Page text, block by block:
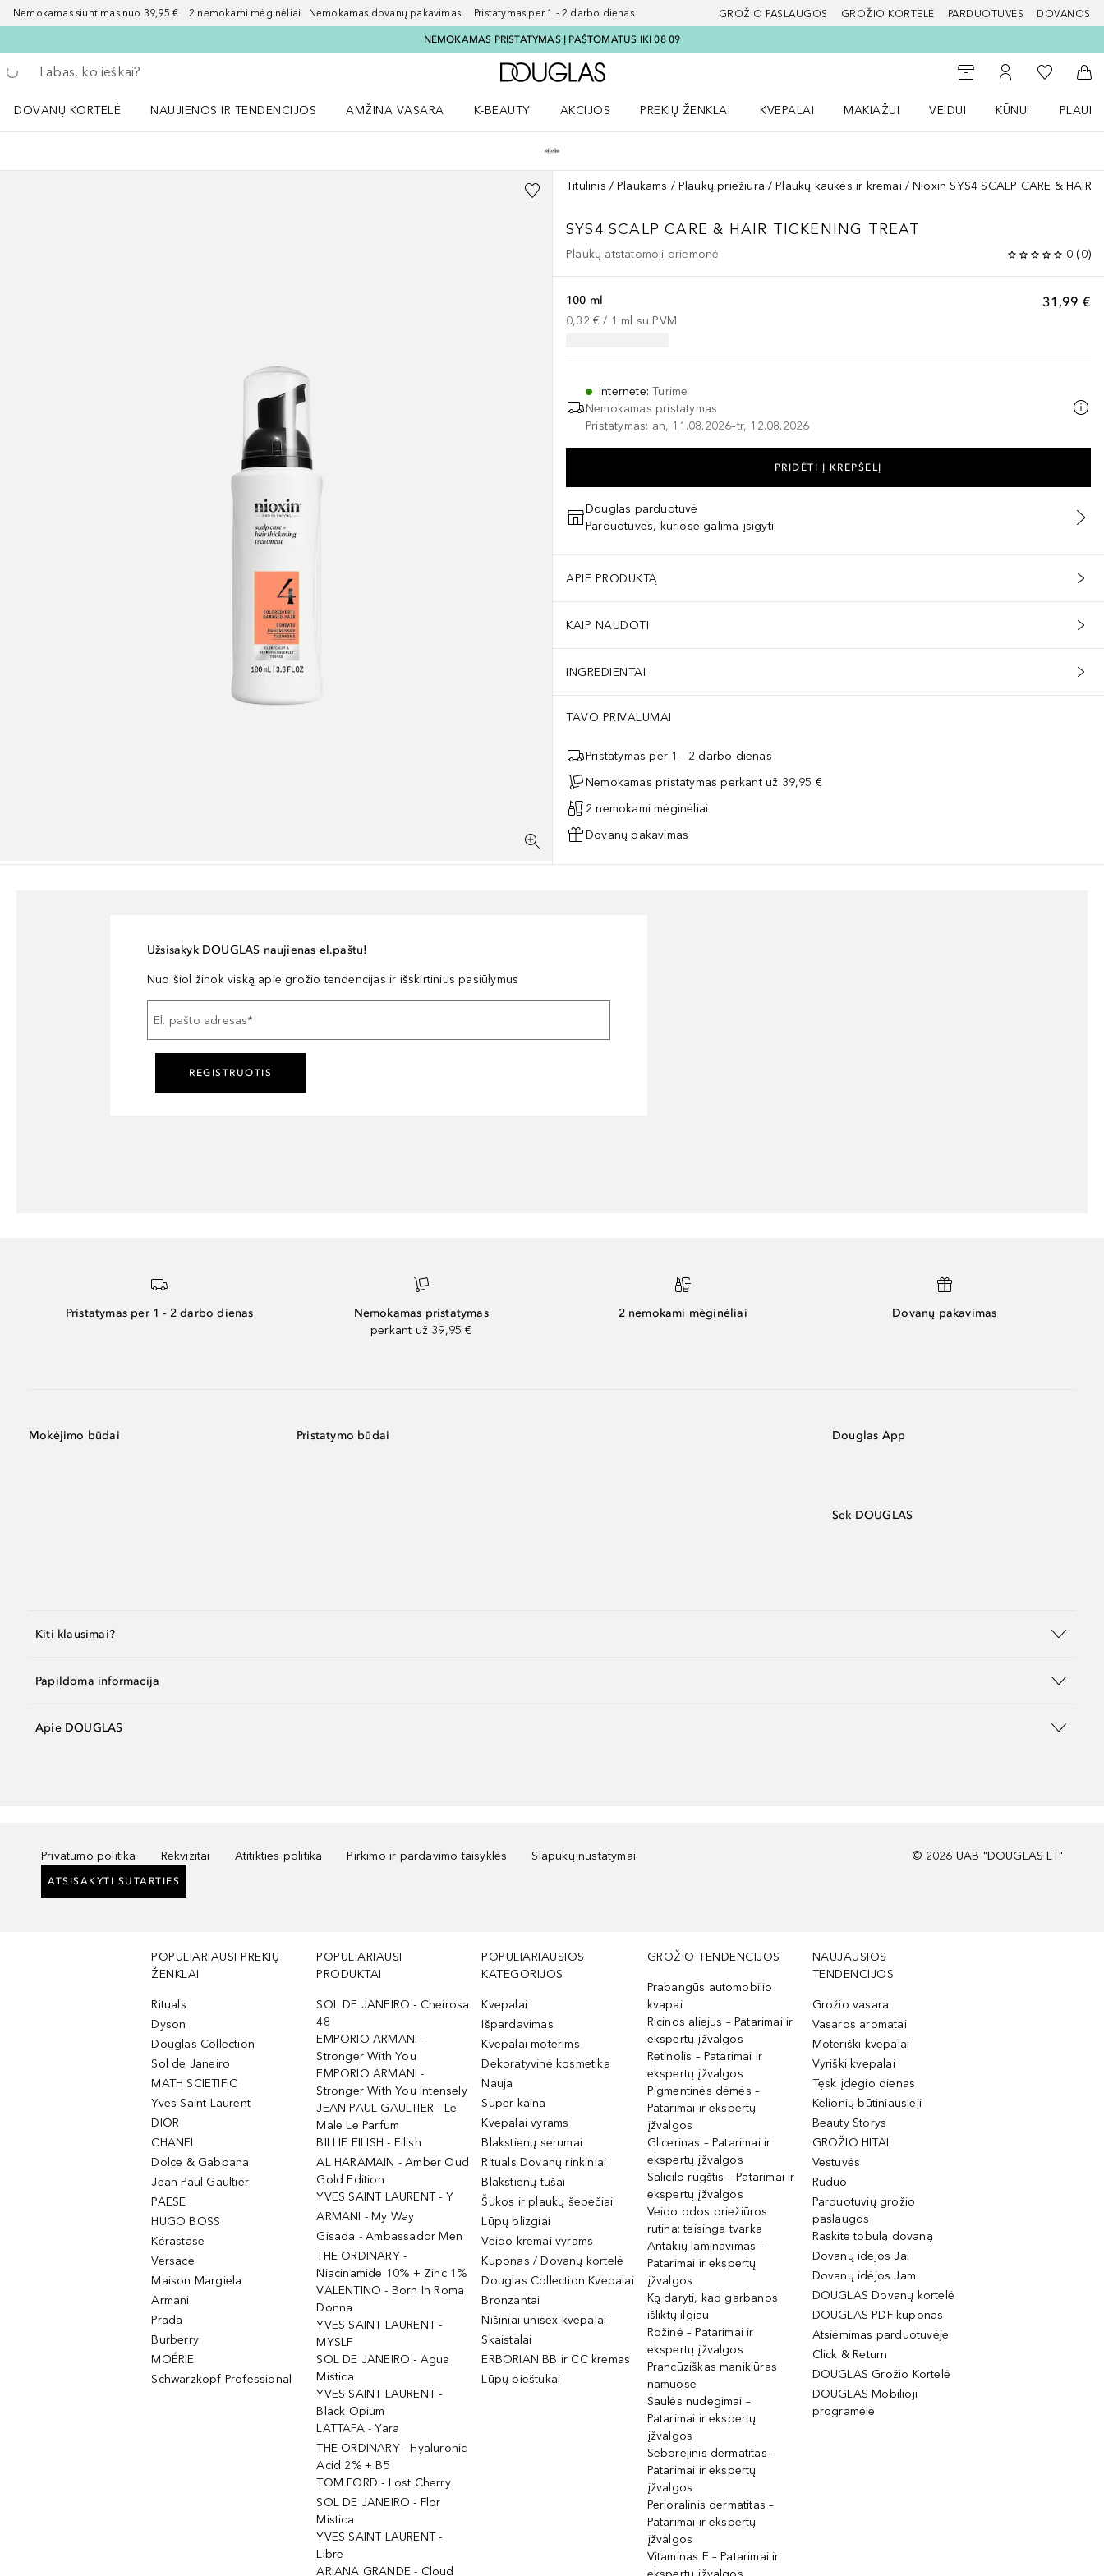
Nemokamas siuntimas nuo 39,95 € 2 nemokami mėginėliai Nemokamas dovanų pakavimas Pristatymas per 1 - 2 darbo dienas GROŽIO PASLAUGOS GROŽIO KORTELĖ PARDUOTUVĖS DOVANOS
NEMOKAMAS PRISTATYMAS Į PAŠTOMATUS IKI 08 09
Grįžk atgal
Vykdykite paiešką
Į Douglas pagrindinį puslapį
Į parduotuvių paiešką
Į mano paskyrą
Į mano
Į
DOVANŲ KORTELĖ
NAUJIENOS IR TENDENCIJOS
AMŽINA VASARA
K-BEAUTY
AKCIJOS
PREKIŲ ŽENKLAI
KVEPALAI
MAKIAŽUI
VEIDUI
KŪNUI
Titulinis Plaukams Plaukų priežiūra Plaukų kaukės ir kremai Nioxin SYS4 SCALP CARE & HAIR
SYS4 SCALP CARE & HAIR TICKENING TREAT
Plaukų atstatomoji priemonė 0 (0)
31,99 €
100 ml
0,32 € / 1 ml su PVM
Internete:Turime
Nemokamas pristatymas
Pristatymas: an, 11.08.2026–tr, 12.08.2026
PRIDĖTI Į KREPŠELĮ
Douglas parduotuvė
Parduotuvės, kuriose galima įsigyti
APIE PRODUKTĄ
KAIP NAUDOTI
INGREDIENTAI
TAVO PRIVALUMAI
Pristatymas per 1 - 2 darbo dienas
Nemokamas pristatymas perkant už 39,95 €
2 nemokami mėginėliai
Dovanų pakavimas
Užsisakyk DOUGLAS naujienas el.paštu!
Nuo šiol žinok viską apie grožio tendencijas ir išskirtinius pasiūlymus
El. pašto adresas*
REGISTRUOTIS
Pristatymas per 1 - 2 darbo dienas
Nemokamas pristatymas
perkant už 39,95 €
2 nemokami mėginėliai Dovanų pakavimas
Mokėjimo būdai Pristatymo būdai Douglas App
Sek DOUGLAS
Kiti klausimai?
Papildoma informacija
Apie DOUGLAS
Privatumo politika Rekvizitai Atitikties politika Pirkimo ir pardavimo taisyklės Slapukų nustatymai
ATSISAKYTI SUTARTIES
© 2026 UAB "DOUGLAS LT"
POPULIARIAUSI PREKIŲ
ŽENKLAI
Rituals
Dyson
Douglas Collection
Sol de Janeiro
MATH SCIETIFIC
Yves Saint Laurent
DIOR
CHANEL
Dolce & Gabbana
Jean Paul Gaultier
PAESE
HUGO BOSS
Kérastase
Versace
Maison Margiela
Armani
Prada
Burberry
MOÉRIE
Schwarzkopf Professional
POPULIARIAUSI
PRODUKTAI
SOL DE JANEIRO - Cheirosa
48
EMPORIO ARMANI -
Stronger With You
EMPORIO ARMANI -
Stronger With You Intensely
JEAN PAUL GAULTIER - Le
Male Le Parfum
BILLIE EILISH - Eilish
AL HARAMAIN - Amber Oud
Gold Edition
YVES SAINT LAURENT - Y
ARMANI - My Way
Gisada - Ambassador Men
THE ORDINARY -
Niacinamide 10% + Zinc 1%
VALENTINO - Born In Roma
Donna
YVES SAINT LAURENT -
MYSLF
SOL DE JANEIRO - Agua
Mistica
YVES SAINT LAURENT -
Black Opium
LATTAFA - Yara
THE ORDINARY - Hyaluronic
Acid 2% + B5
TOM FORD - Lost Cherry
SOL DE JANEIRO - Flor
Mistica
YVES SAINT LAURENT -
Libre
ARIANA GRANDE - Cloud
POPULIARIAUSIOS
KATEGORIJOS
Kvepalai
Išpardavimas
Kvepalai moterims
Dekoratyvinė kosmetika
Nauja
Super kaina
Kvepalai vyrams
Blakstienų serumai
Rituals Dovanų rinkiniai
Blakstienų tušai
Šukos ir plaukų šepečiai
Lūpų blizgiai
Veido kremai vyrams
Kuponas / Dovanų kortelė
Douglas Collection Kvepalai
Bronzantai
Nišiniai unisex kvepalai
Skaistalai
ERBORIAN BB ir CC kremas
Lūpų pieštukai
GROŽIO TENDENCIJOS
Prabangūs automobilio
kvapai
Ricinos aliejus – Patarimai ir
ekspertų įžvalgos
Retinolis – Patarimai ir
ekspertų įžvalgos
Pigmentinės dėmės –
Patarimai ir ekspertų
įžvalgos
Glicerinas – Patarimai ir
ekspertų įžvalgos
Salicilo rūgštis – Patarimai ir
ekspertų įžvalgos
Veido odos priežiūros
rutina: teisinga tvarka
Antakių laminavimas –
Patarimai ir ekspertų
įžvalgos
Ką daryti, kad garbanos
išliktų ilgiau
Rožinė – Patarimai ir
ekspertų įžvalgos
Prancūziškas manikiūras
namuose
Saulės nudegimai –
Patarimai ir ekspertų
įžvalgos
Seborėjinis dermatitas –
Patarimai ir ekspertų
įžvalgos
Perioralinis dermatitas –
Patarimai ir ekspertų
įžvalgos
Vitaminas E – Patarimai ir
NAUJAUSIOS
TENDENCIJOS
Grožio vasara
Vasaros aromatai
Moteriški kvepalai
Vyriški kvepalai
Tęsk įdegio dienas
Kelionių būtiniausieji
Beauty Storys
GROŽIO HITAI
Vestuvės
Ruduo
Parduotuvių grožio
paslaugos
Raskite tobulą dovaną
Dovanų idėjos Jai
Dovanų idėjos Jam
DOUGLAS Dovanų kortelė
DOUGLAS PDF kuponas
Atsiėmimas parduotuvėje
Click & Return
DOUGLAS Grožio Kortelė
DOUGLAS Mobilioji
programėlė